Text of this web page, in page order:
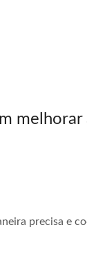
melhorar
precisa e